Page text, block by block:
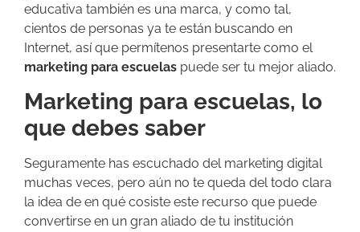
educativa también es una marca, y como tal,
cientos de personas ya te están buscando en
Internet, así que permítenos presentarte como el
marketing para escuelas puede ser tu mejor aliado.
Marketing para escuelas, lo
que debes saber
Seguramente has escuchado del marketing digital
muchas veces, pero aún no te queda del todo clara
la idea de en qué cosiste este recurso que puede
convertirse en un gran aliado de tu institución